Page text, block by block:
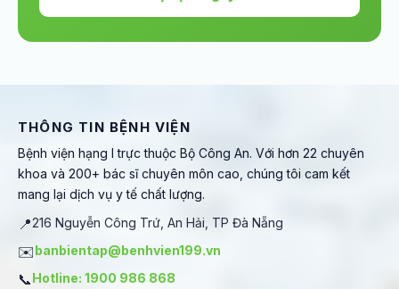
THÔNG TIN BỆNH VIỆN
Bệnh viện hạng I trực thuộc Bộ Công An. Với hơn 22 chuyên
khoa và 200+ bác sĩ chuyên môn cao, chúng tôi cam kết
mang lại dịch vụ y tế chất lượng.
📍216 Nguyễn Công Trứ, An Hải, TP Đà Nẵng
✉️banbientap@benhvien199.vn
📞Hotline: 1900 986 868